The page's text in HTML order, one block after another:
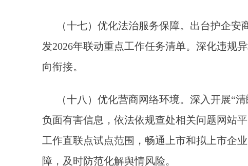
（十七）优化法治服务保障。出台护企
发2026年联动重点工作任务清单。深化违规
向衔接。
（十八）优化营商网络环境。深入开展“
负面有害信息，依法依规查处相关问题网站
工作直联点试点范围，畅通上市和拟上市企
障，及时防范化解舆情风险。